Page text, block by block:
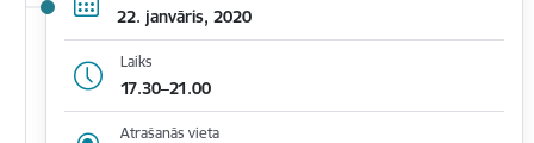
22. janvāris, 2020
Laiks
17.30–21.00
Atrašanās vieta